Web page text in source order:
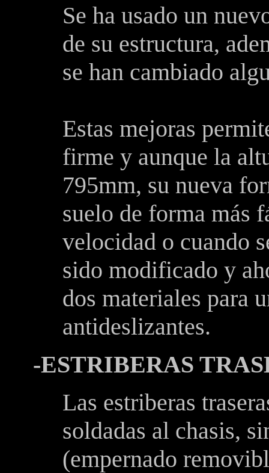
Se ha usado un
de su estructura,
se han cambiado
Estas mejoras
firme y aunque la
795mm, su nueva
suelo de forma más
velocidad o cuando
sido modificado y
dos materiales para
antideslizantes.
-ESTRIBERAS
Las estriberas
soldadas al chasis,
(empernado